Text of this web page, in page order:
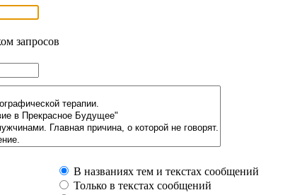
запросов
В названиях тем и текстах сообщений
Только в текстах сообщений